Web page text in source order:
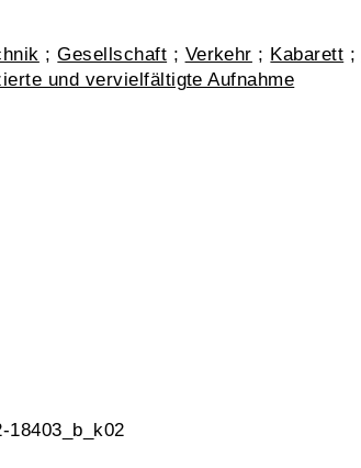
;Gesellschaft ; Verkehr ; Kabarett ;
und vervielfältigte Aufnahme
18403_b_k02